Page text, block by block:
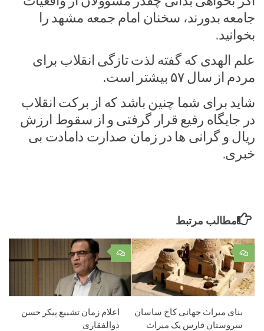
جامعه بدورند، سخنان امام جمعه مشهد را
بخوانید.
علم الهدی که گفته لذت تازگی انقلاب برای
مردم از سال ۵۷ بیشتر است.
شاید برای شما چنین باشد که از برکت انقلاب
در جایگاه رفیع قرار گرفتی و از سقوط ارزش
ریال و گرانی ها در زمان صدارت دامادت بی
خبری.
مطالب مرتبط
۰
اعلام زمان تشییع پیکر حسن
ذوالفقاری
۰
بنای میراث جهانی کاخ ساسان
سروستان فارس یک میراث